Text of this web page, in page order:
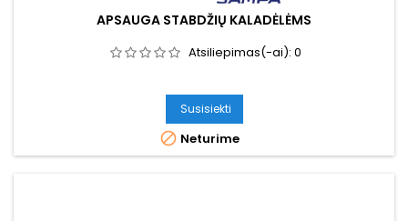
APSAUGA STABDŽIŲ KALADĖLĖMS
Atsiliepimas(-ai): 0
Susisiekti
 Neturime